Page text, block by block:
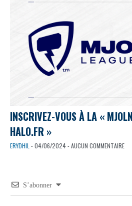
INSCRIVEZ-VOUS À LA «
HALO.FR »
ERYDHIL - 04/06/2024 - AUCUN COMMENTAIRE
S’abonner